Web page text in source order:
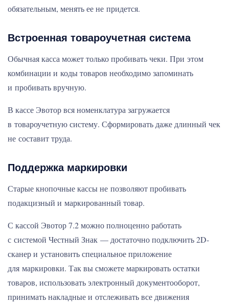
обязательным, менять ее не придется.
Встроенная товароучетная система
Обычная касса может только пробивать чеки. При этом
комбинации и коды товаров необходимо запоминать
и пробивать вручную.
В кассе Эвотор вся номенклатура загружается
в товароучетную систему. Сформировать даже длинный чек
не составит труда.
Поддержка маркировки
Старые кнопочные кассы не позволяют пробивать
подакцизный и маркированный товар.
С кассой Эвотор 7.2 можно полноценно работать
с системой Честный Знак — достаточно подключить 2D-
сканер и установить специальное приложение
для маркировки. Так вы сможете маркировать остатки
товаров, использовать электронный документооборот,
принимать накладные и отслеживать все движения